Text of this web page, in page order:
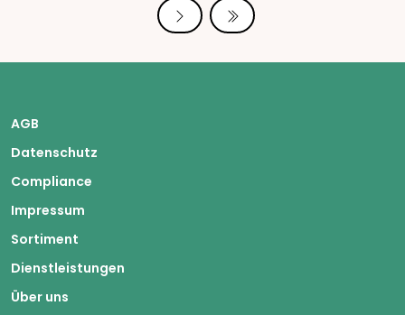
AGB
Datenschutz
Compliance
Impressum
Sortiment
Dienstleistungen
Über uns